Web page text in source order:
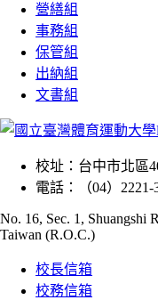
營繕組
事務組
保管組
出納組
文書組
校址： 台中市北區
電話：
（04）2221-
No. 16, Sec. 1, Shuangshi
Taiwan (R.O.C.)
校長信箱
校務信箱